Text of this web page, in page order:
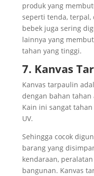
produk yang
seperti tenda, terpal,
bebek juga sering
lainnya yang
tahan yang tinggi.
7. Kanvas
Kanvas tarpaulin
dengan bahan tahan
Kain ini sangat
UV.
Sehingga cocok
barang yang
kendaraan,
bangunan. Kanvas